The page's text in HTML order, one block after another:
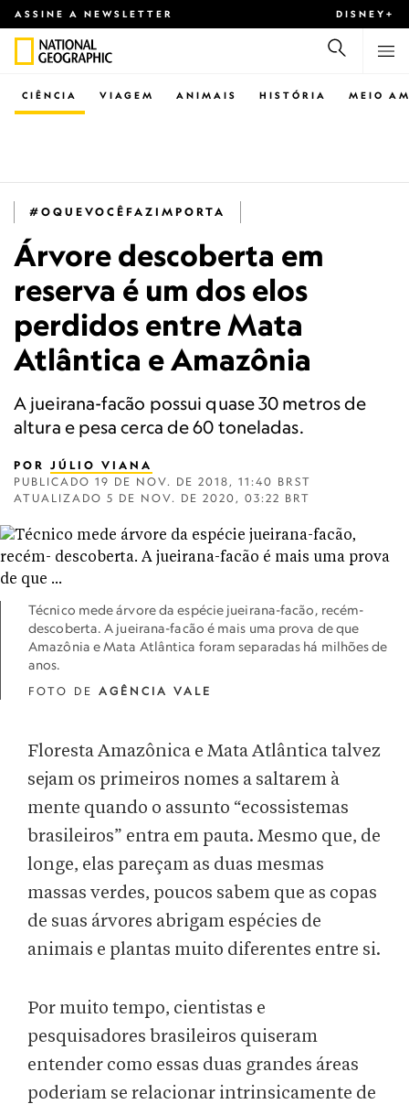
ASSINE A NEWSLETTER DISNEY+
CIÊNCIA VIAGEM ANIMAIS HISTÓRIA MEIO
#OQUEVOCÊFAZIMPORTA
Árvore descoberta em
reserva é um dos elos
perdidos entre Mata
Atlântica e Amazônia
A jueirana-facão possui quase 30 metros de
altura e pesa cerca de 60 toneladas.
POR JÚLIO VIANA
PUBLICADO 19 DE NOV. DE 2018, 11:40 BRST
ATUALIZADO 5 DE NOV. DE 2020, 03:22 BRT
Técnico mede árvore da espécie jueirana-facão, recém-
descoberta. A jueirana-facão é mais uma prova de que
Amazônia e Mata Atlântica foram separadas há milhões de
anos.
FOTO DE AGÊNCIA VALE
Floresta Amazônica e Mata Atlântica talvez
sejam os primeiros nomes a saltarem à
mente quando o assunto “ecossistemas
brasileiros” entra em pauta. Mesmo que, de
longe, elas pareçam as duas mesmas
massas verdes, poucos sabem que as copas
de suas árvores abrigam espécies de
animais e plantas muito diferentes entre si.
Por muito tempo, cientistas e
pesquisadores brasileiros quiseram
entender como essas duas grandes áreas
poderiam se relacionar intrinsicamente de